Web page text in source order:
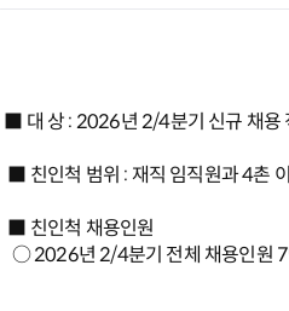
■ 대 상 : 2026년 2/4분기 신규 채용
■ 친인척 범위 : 재직 임직원과 4촌
■ 친인척 채용인원
○ 2026년 2/4분기 전체 채용인원 7